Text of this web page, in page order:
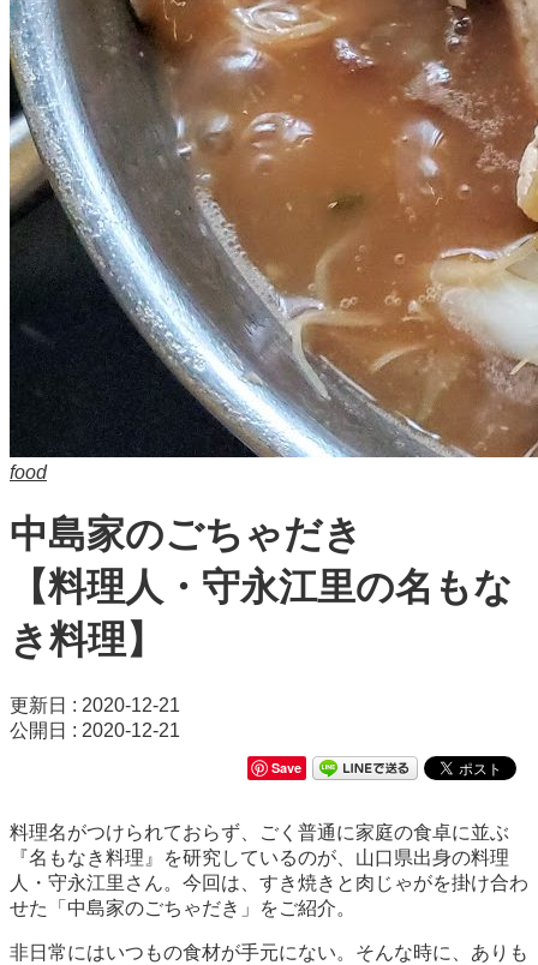
food
中島家のごちゃだき
【料理人・守永江里の名もな
き料理】
更新日 : 2020-12-21
公開日 : 2020-12-21
Save
料理名がつけられておらず、ごく普通に家庭の食卓に並ぶ
『名もなき料理』を研究しているのが、山口県出身の料理
人・守永江里さん。今回は、すき焼きと肉じゃがを掛け合わ
せた「中島家のごちゃだき」をご紹介。
非日常にはいつもの食材が手元にない。そんな時に、ありも